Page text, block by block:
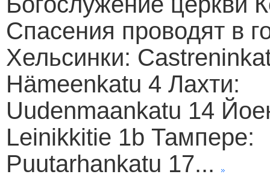
Спасения проводят в
Хельсинки:
Hämeenkatu 4 Лахти:
Uudenmaankatu 14
Leinikkitie 1b Тампере:
Puutarhankatu 17...